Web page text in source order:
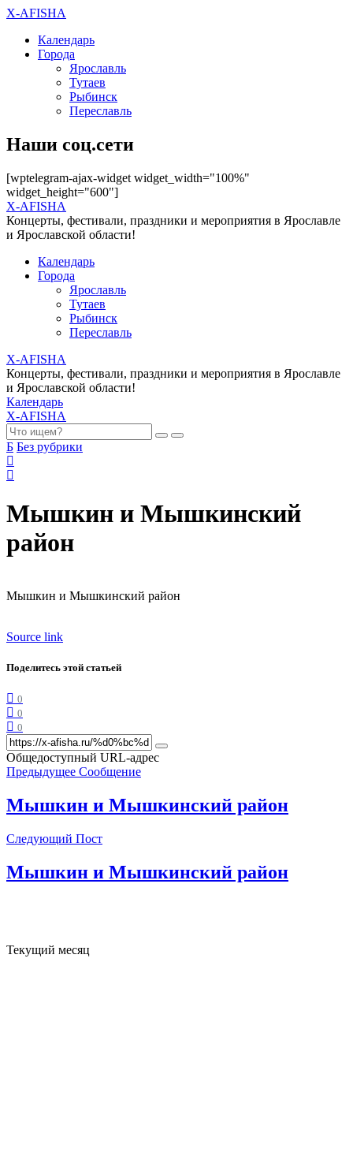
X-AFISHA
Календарь
Города
Ярославль
Тутаев
Рыбинск
Переславль
Наши соц.сети
[wptelegram-ajax-widget widget_width="100%"
widget_height="600"]
X-AFISHA
Концерты, фестивали, праздники и мероприятия в Ярославле
и Ярославской области!
Календарь
Города
Ярославль
Тутаев
Рыбинск
Переславль
X-AFISHA
Концерты, фестивали, праздники и мероприятия в Ярославле
и Ярославской области!
Календарь
X-AFISHA
Б Без рубрики
Мышкин и Мышкинский
район
Мышкин и Мышкинский район
Source link
Поделитесь этой статьей
0
0
0
Общедоступный URL-адрес
Предыдущее Сообщение
Мышкин и Мышкинский район
Следующий Пост
Мышкин и Мышкинский район
Текущий месяц